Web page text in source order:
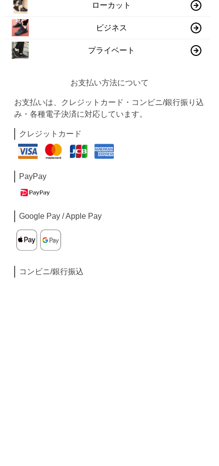
ローカット
ビジネス
プライベート
お支払い方法について
お支払いは、クレジットカード・コンビニ/銀行振り込
み・各種電子決済に対応しています。
クレジットカード
PayPay
Google Pay / Apple Pay
コンビニ/銀行振込